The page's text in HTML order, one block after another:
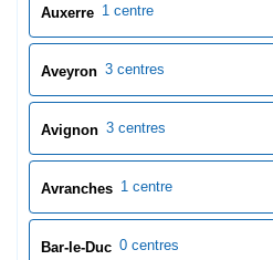
Auxerre 1 centre
Aveyron 3 centres
Avignon 3 centres
Avranches 1 centre
Bar-le-Duc 0 centres